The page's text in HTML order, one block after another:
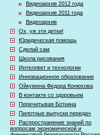
Видеоархив 2012 года
Видеоархив 2011 года
Видеоархив
Ох, уж эти детки!
Юридическая помощь
Сделай сам
Школа рисования
Интеллект и технологии
Инновационное образование
Ойкумена Федора Конюхова
В контакте со здоровьем
Перечитывая Боткина
Пилотные выпуски передач
Распространение знаний по
вопросам экономической и